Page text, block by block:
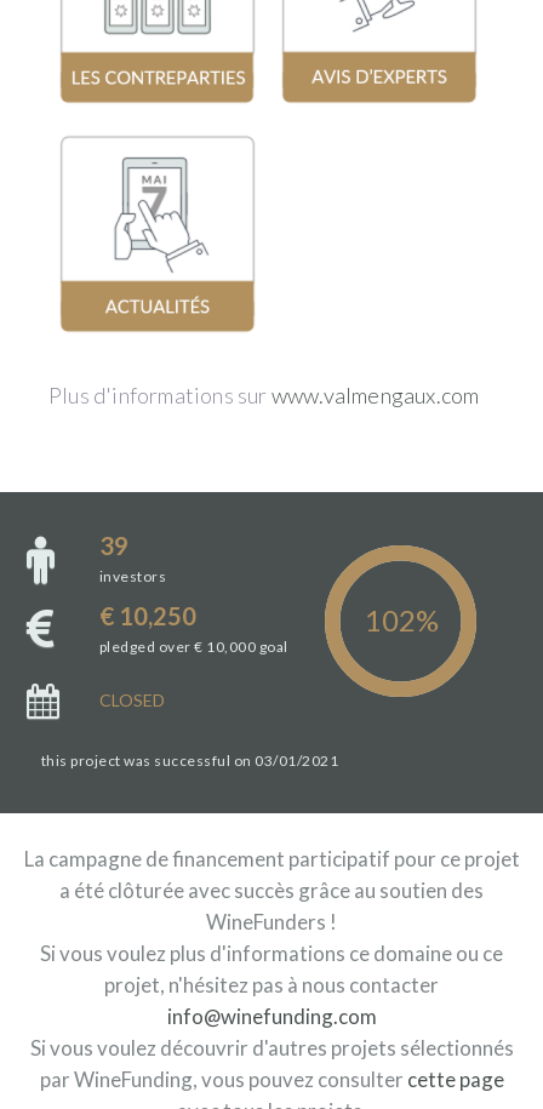
Plus d'informations sur www.valmengaux.com
39
investors
€ 10,250
pledged over € 10,000 goal
CLOSED
this project was successful on 03/01/2021
La campagne de financement participatif pour ce projet
a été clôturée avec succès grâce au soutien des
WineFunders !
Si vous voulez plus d'informations ce domaine ou ce
projet, n'hésitez pas à nous contacter
info@winefunding.com
Si vous voulez découvrir d'autres projets sélectionnés
par WineFunding, vous pouvez consulter cette page